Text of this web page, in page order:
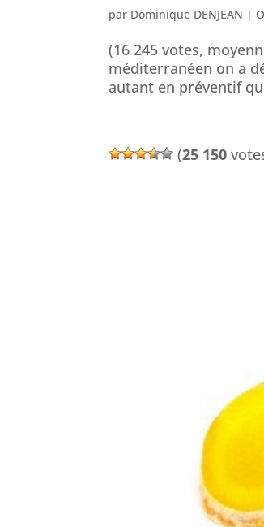
par Dominique DENJEAN |
(16 245 votes,
méditerranéen on a
autant en préventif
(25 150